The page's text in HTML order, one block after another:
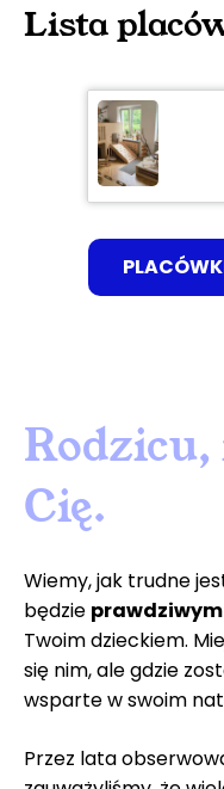
Lista
Cię.
Wiemy, jak trudne
będzie
Twoim dzieckiem.
się nim, ale gdzie
wsparte w swoim
Przez lata